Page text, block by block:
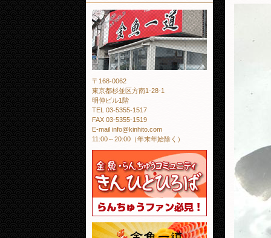
〒168-0062
東京都杉並区方南1-28-1
明伸ビル1階
TEL 03-5355-1517
FAX 03-5355-1519
E-mail info@kinhito.com
11:00～20:00（年末年始除く）
金魚・らんちゅ
金魚一道 ヤフ